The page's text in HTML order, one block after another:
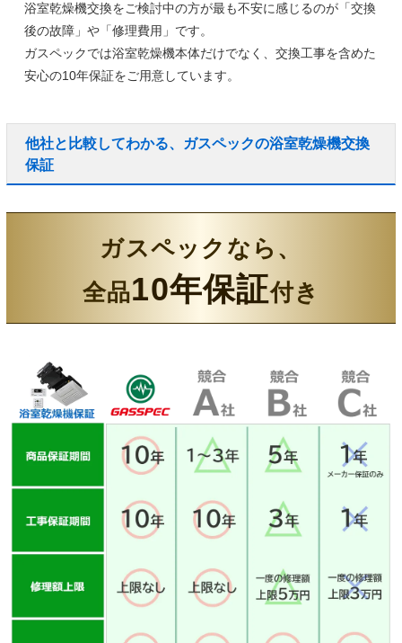
浴室乾燥機交換をご検討中の方が最も不安に感じるのが「交換
後の故障」や「修理費用」です。
ガスペックでは浴室乾燥機本体だけでなく、交換工事を含めた
安心の10年保証をご用意しています。
他社と比較してわかる、ガスペックの浴室乾燥機交換
保証
ガスペックなら、
全品10年保証付き